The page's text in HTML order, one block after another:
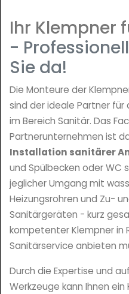
Ihr Klempner
-
Sie da!
Die Monteure der
sind der ideale Partner für
im Bereich Sanitär. Das
Partnerunternehmen ist
Installation sanitärer
und Spülbecken oder WC
jeglicher Umgang mit
Heizungsrohren und Zu-
Sanitärgeräten - kurz
kompetenter Klempner in
Sanitärservice anbieten
Durch die Expertise und
Werkzeuge kann Ihnen